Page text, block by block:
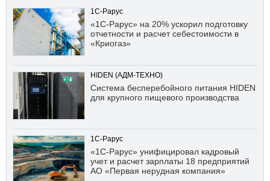
1С-Рарус
«1С-Рарус» на 20% ускорил подготовку
отчетности и расчет себестоимости в
«Криогаз»
HIDEN (АДМ-ТЕХНО)
Система бесперебойного питания HIDEN
для крупного пищевого производства
1С-Рарус
«1С-Рарус» унифицировал кадровый
учет и расчет зарплаты 18 предприятий
АО «Первая нерудная компания»